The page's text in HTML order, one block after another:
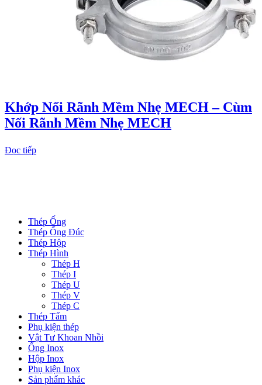
Khớp Nối Rãnh Mềm Nhẹ MECH – Cùm
Nối Rãnh Mềm Nhẹ MECH
Đọc tiếp
Thép Ống
Thép Ống Đúc
Thép Hộp
Thép Hình
Thép H
Thép I
Thép U
Thép V
Thép C
Thép Tấm
Phụ kiện thép
Vật Tư Khoan Nhồi
Ống Inox
Hộp Inox
Phụ kiện Inox
Sản phẩm khác